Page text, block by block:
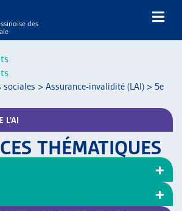
des
sociales > Assurance-invalidité (LAI) > 5e
L’AI
THÉMATIQUES